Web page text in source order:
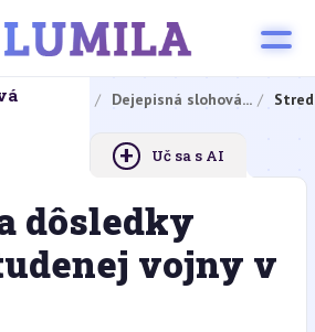
úlohy Dejepisná slohová...
+ Uč sa s AI
dôsledky
vojny v